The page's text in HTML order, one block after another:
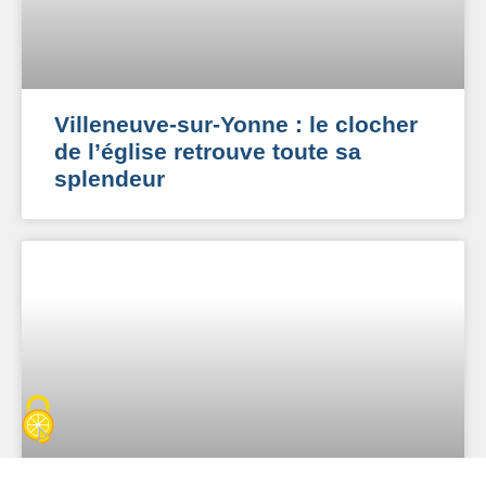
Villeneuve-sur-Yonne : le clocher
de l’église retrouve toute sa
splendeur